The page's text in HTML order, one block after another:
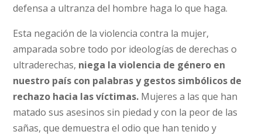
defensa a ultranza del hombre haga lo que haga.
Esta negación de la violencia contra la mujer,
amparada sobre todo por ideologías de derechas o
ultraderechas, niega la violencia de género en
nuestro país con palabras y gestos simbólicos de
rechazo hacia las víctimas. Mujeres a las que han
matado sus asesinos sin piedad y con la peor de las
sañas, que demuestra el odio que han tenido y